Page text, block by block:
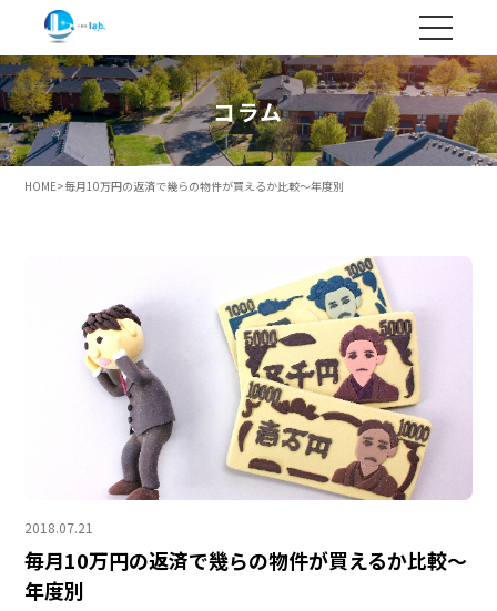
コラム
HOME>毎月10万円の返済で幾らの物件が買えるか比較～年度別
2018.07.21
毎月10万円の返済で幾らの物件が買えるか比較～
年度別